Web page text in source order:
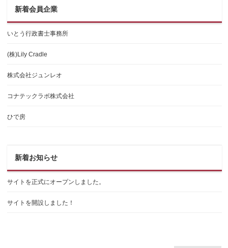
新着会員企業
いとう行政書士事務所
(株)Lily Cradle
株式会社ジュンレオ
コナテックラボ株式会社
ひで房
新着お知らせ
サイトを正式にオープンしました。
サイトを開設しました！